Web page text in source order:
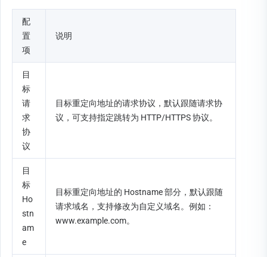
配
置
项
说明
目
标
请
求
协
议
目标重定向地址的请求协议，默认跟随请求协
议，可支持指定跳转为 HTTP/HTTPS 协议。
目
标
Ho
stn
am
e
目标重定向地址的 Hostname 部分，默认跟随
请求域名，支持修改为自定义域名。例如：
www.example.com。